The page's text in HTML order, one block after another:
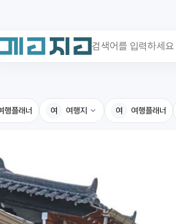
행플래너 여 여행지
전기충전소
식물도감
여 여행플래너
근 검색어가 없습니다.